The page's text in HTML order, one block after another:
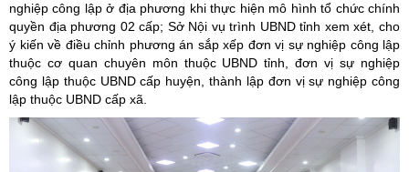
nghiệp công lập ở địa phương khi thực hiện mô hình tổ chức chính
quyền địa phương 02 cấp; Sở Nội vụ trình UBND tỉnh xem xét, cho
ý kiến về điều chỉnh phương án sắp xếp đơn vị sự nghiệp công lập
thuộc cơ quan chuyên môn thuộc UBND tỉnh, đơn vị sự nghiệp
công lập thuộc UBND cấp huyện, thành lập đơn vị sự nghiệp công
lập thuộc UBND cấp xã.